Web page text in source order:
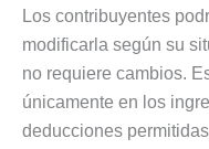
Los contribuyentes
modificarla según su
no requiere cambios.
únicamente en los
deducciones